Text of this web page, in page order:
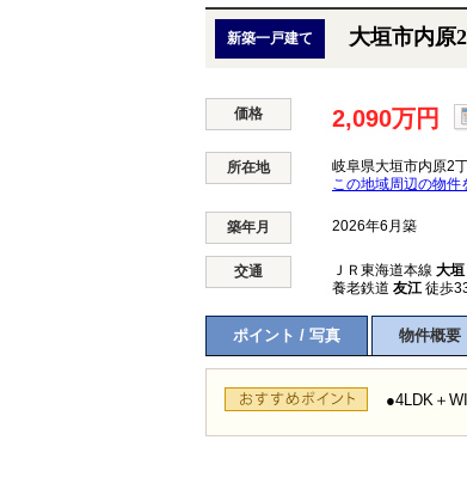
新築一戸建て 大垣市内
価格 2,090万円
所在地 岐阜県大垣市内原2
この地域周辺の物件
築年月 2026年6月築
交通 ＪＲ東海道本線 大垣
養老鉄道 友江 徒歩
ポイント / 写真 物件概要
●4LDK＋